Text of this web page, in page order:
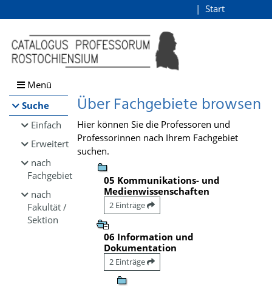
Browsen
direkt zum Inhalt
Start
Menü
Suche
Einfach
Erweitert
nach
Fachgebiet
nach
Fakultät /
Sektion
Über Fachgebiete browsen
Hier können Sie die Professoren und
Professorinnen nach Ihrem Fachgebiet
suchen.
05 Kommunikations- und
Medienwissenschaften
2 Einträge
06 Information und
Dokumentation
2 Einträge